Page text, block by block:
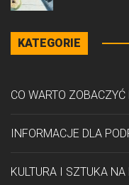
KATEGORIE
CO WARTO
INFORMACJE DLA
KULTURA I SZTUKA NA